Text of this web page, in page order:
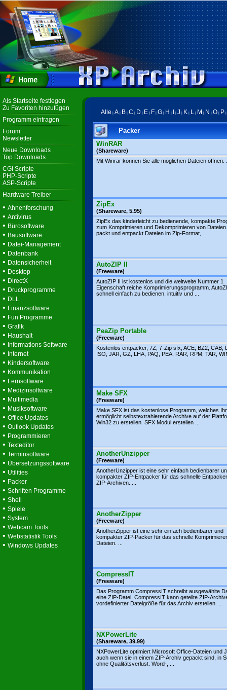
Als Startseite festlegen
Zu Favoriten hinzufügen
Programm eintragen
Forum
Newsletter
Neue Downloads
Top Downloads
CGI Scripte
PHP-Scripte
ASP-Scripte
Hardware Treiber
• Ahnenforschung
• Antivirus
• Bürosoftware
• Bausoftware
• Datei-Management
• Datenbank
• Datensicherheit
• Desktop
• DirectX
• Druckprogramme
• DLL
• Finanzsoftware
• Fun Programme
• Grafik
• Haushalt
• Informations Software
• Internet
• Kindersoftware
• Kommunikation
• Lernsoftware
• Medizinsoftware
• Multimedia
• Musiksoftware
• Office Updates
• Outlook Updates
• Programmieren
• Texteditor
• Terminsoftware
• Übersetzungssoftware
• Utilities
• Packer
• Schriften Programme
• Shell
• Spiele
• System
• Webcam Tools
• Webstatistik Tools
• Windows Updates
Alle A B C D E F G H J K L M N O P
Packer
WinRAR
(Shareware)
Mit Winrar können Sie alle möglichen Dateien öffnen.
ZipEx
(Shareware, 5.95)
ZipEx das kinderleicht zu bedienende, kompakte
zum Komprimieren und Dekomprimieren von
packt und entpackt Dateien im Zip-Format, ...
AutoZIP II
(Freeware)
AutoZIP II ist kostenlos und die weltweite Nummer 1
Eigenschaft reiche Komprimierungsprogramm.
schnell einfach zu bedienen, intuitiv und ...
PeaZip Portable
(Freeware)
Kostenlos entpacker, 7Z, 7-Zip sfx, ACE, BZ2, CAB,
ISO, JAR, GZ, LHA, PAQ, PEA, RAR, RPM, TAR,
Make SFX
(Freeware)
Make SFX ist das kostenlose Programm, welches
ermöglicht selbstextrahierende Archive auf der
Win32 zu erstellen. SFX Modul erstellen ...
AnotherUnzipper
(Freeware)
AnotherUnzipper ist eine sehr einfach bedienbarer
kompakter ZIP-Entpacker für das schnelle
ZIP-Archiven. ...
AnotherZipper
(Freeware)
AnotherZipper ist eine sehr einfach bedienbarer und
kompakter ZIP-Packer für das schnelle
Dateien. ...
CompressIT
(Freeware)
Das Programm CompressIT schreibt ausgewählte
eine ZIP-Datei. CompressIT kann geteilte ZIP-
vordefinierter Dateigröße für das Archiv erstellen. ...
NXPowerLite
(Shareware, 39.99)
NXPowerLite optimiert Microsoft Office-Dateien und
auch wenn sie in einem ZIP-Archiv gepackt sind, in
ohne Qualitätsverlust. Word-, ...